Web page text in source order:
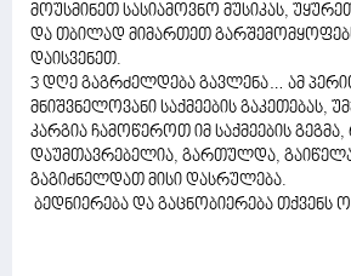
მოუსმინეთ სასიამოვნო მუსიკას,
და თბილად მიმართეთ
დაისვენეთ.
3 დღე გაგრძელდება გავლენა… ამ
მნიშვნელოვანი საქმეების გაკეთებას,
კარგია ჩამოწეროთ იმ საქმეების
დაუმთავრებელია, გართულდა,
გაგიძნელდათ მისი დასრულება.
ბედნიერება და გაცნობიერება თქვენს